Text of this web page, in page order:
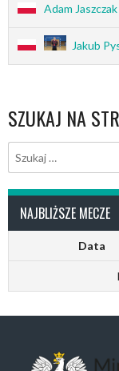
Adam Jaszczak
Jakub
SZUKAJ NA
NAJBLIŻSZE MECZE
Data